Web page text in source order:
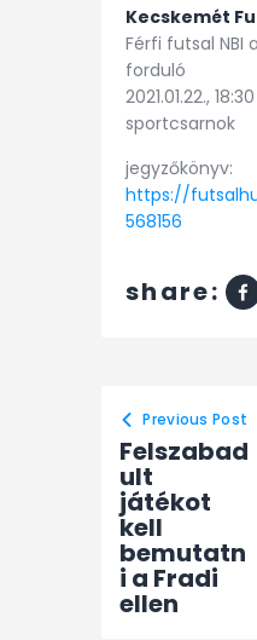
Kecskemét
Férfi futsal NBI
forduló
2021.01.22.,
sportcsarnok
jegyzőkönyv:
https://
568156
share:
Previous Post
Felszabad
ult
játékot
kell
bemutatn
i a Fradi
ellen